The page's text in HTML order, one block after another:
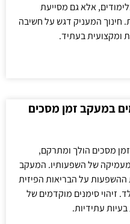
אלא גם מסייעת
חינוך המעניק דגש על חשיבה
ומקצועית בעתיד.
במעקב זמן מסכים
מסכים הולך ומתרקם,
של השפעותיו. המעקב
ההשפעות על הבריאות הפיזית
זיהוי סימנים מוקדמים של
עתידיות.